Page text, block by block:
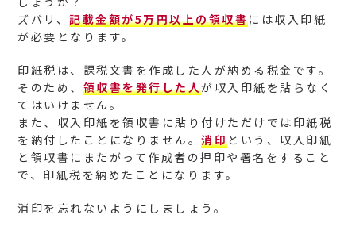
ズバリ、記載金額が5万円以上の領収書には収入印紙
が必要となります。
印紙税は、課税文書を作成した人が納める税金です。
そのため、 領収書を発行した人が収入印紙を貼らなく
てはいけません。
また、収入印紙を領収書に貼り付けただけでは印紙税
を納付したことになりません。消印という、収入印紙
と領収書にまたがって作成者の押印や署名をすること
で、印紙税を納めたことになります。
消印を忘れないようにしましょう。